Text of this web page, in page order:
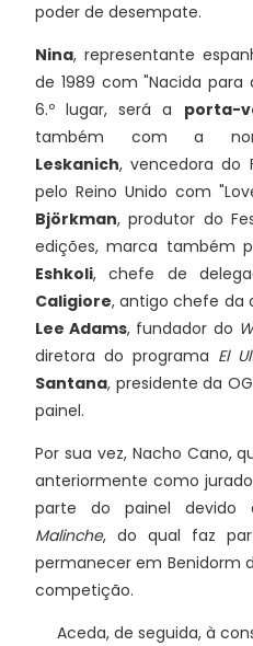
poder de desempate.
Nina, representante
de 1989 com "Nacida
6.º lugar, será a porta-
também com a
Leskanich, vencedora do
pelo Reino Unido com
Björkman, produtor do
edições, marca também
Eshkoli, chefe de
Caligiore, antigo chefe da
Lee Adams, fundador do
diretora do programa El
Santana, presidente da
painel.
Por sua vez, Nacho Cano,
anteriormente como
parte do painel devido
Malinche, do qual faz
permanecer em Benidorm
competição.
Aceda, de seguida, à